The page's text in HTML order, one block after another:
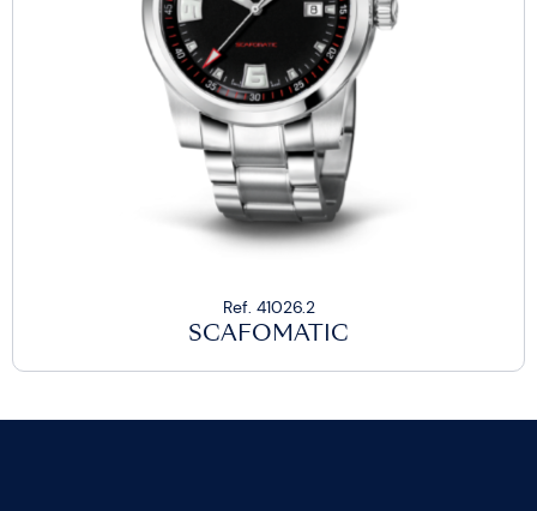
Ref. 41026.2
SCAFOMATIC